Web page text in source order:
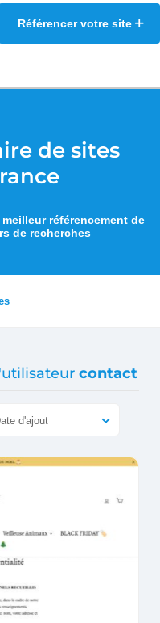
Référencer votre site
de sites
référencement de
de recherches
contact
d'ajout